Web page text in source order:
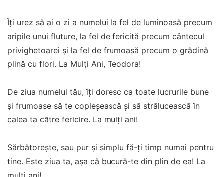
Îți urez să ai o zi a numelui la fel de luminoasă precum
aripile unui fluture, la fel de fericită precum cântecul
privighetoarei și la fel de frumoasă precum o grădină
plină cu flori. La Mulți Ani, Teodora!
De ziua numelui tău, îţi doresc ca toate lucrurile bune
şi frumoase să te copleşească şi să strălucească în
calea ta către fericire. La mulţi ani!
Sărbătorește, sau pur și simplu fă-ți timp numai pentru
tine. Este ziua ta, așa că bucură-te din plin de ea! La
mulţi ani!